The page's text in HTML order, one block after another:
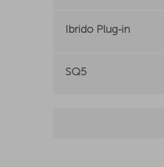
Ibrido Plug-in
SQ5